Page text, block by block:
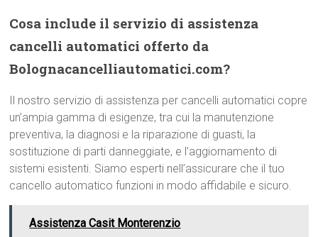
Cosa include il servizio di assistenza
cancelli automatici offerto da
Bolognacancelliautomatici.com?
Il nostro servizio di assistenza per cancelli automatici copre
un’ampia gamma di esigenze, tra cui la manutenzione
preventiva, la diagnosi e la riparazione di guasti, la
sostituzione di parti danneggiate, e l’aggiornamento di
sistemi esistenti. Siamo esperti nell’assicurare che il tuo
cancello automatico funzioni in modo affidabile e sicuro.
Assistenza Casit Monterenzio